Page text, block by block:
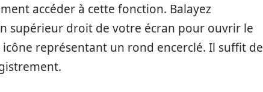
accéder à cette fonction. Balayez
supérieur droit de votre écran pour ouvrir le
représentant un rond encerclé. Il suffit de